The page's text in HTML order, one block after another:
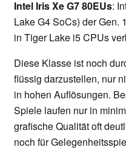
Intel Iris Xe G7 80EUs:
Lake G4 SoCs) der Gen.
in Tiger Lake i5 CPUs
Diese Klasse ist noch
flüssig darzustellen, nur
in hohen Auflösungen.
Spiele laufen nur in
grafische Qualität oft
noch für